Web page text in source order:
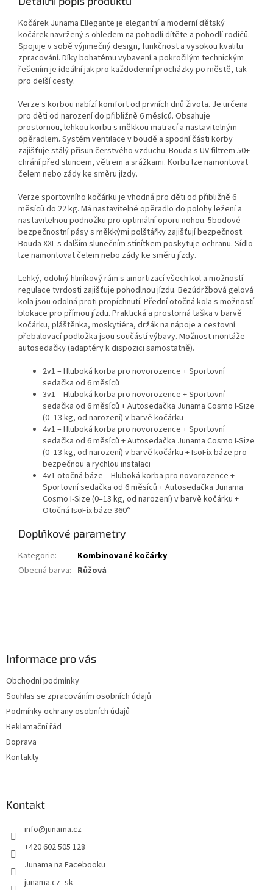
Kočárek Junama Ellegante je elegantní a moderní dětský
kočárek navržený s ohledem na pohodlí dítěte a pohodlí rodičů.
Spojuje v sobě výjimečný design, funkčnost a vysokou kvalitu
zpracování. Díky bohatému vybavení a pokročilým technickým
řešením je ideální jak pro každodenní procházky po městě, tak
pro delší cesty.
Verze s korbou nabízí komfort od prvních dnů života. Je určena
pro děti od narození do přibližně 6 měsíců. Obsahuje
prostornou, lehkou korbu s měkkou matrací a nastavitelným
opěradlem. Systém ventilace v boudě a spodní části korby
zajišťuje stálý přísun čerstvého vzduchu. Bouda s UV filtrem 50+
chrání před sluncem, větrem a srážkami. Korbu lze namontovat
čelem nebo zády ke směru jízdy.
Verze sportovního kočárku je vhodná pro děti od přibližně 6
měsíců do 22 kg. Má nastavitelné opěradlo do polohy ležení a
nastavitelnou podnožku pro optimální oporu nohou. 5bodové
bezpečnostní pásy s měkkými polštářky zajišťují bezpečnost.
Bouda XXL s dalším slunečním stínítkem poskytuje ochranu. Sídlo
lze namontovat čelem nebo zády ke směru jízdy.
Lehký, odolný hliníkový rám s amortizací všech kol a možností
regulace tvrdosti zajišťuje pohodlnou jízdu. Bezúdržbová gelová
kola jsou odolná proti propíchnutí. Přední otočná kola s možností
blokace pro přímou jízdu. Praktická a prostorná taška v barvě
kočárku, pláštěnka, moskytiéra, držák na nápoje a cestovní
přebalovací podložka jsou součástí výbavy. Možnost montáže
autosedačky (adaptéry k dispozici samostatně).
2v1 – Hluboká korba pro novorozence + Sportovní
sedačka od 6 měsíců
3v1 – Hluboká korba pro novorozence + Sportovní
sedačka od 6 měsíců + Autosedačka Junama Cosmo I-Size
(0–13 kg, od narození) v barvě kočárku
4v1 – Hluboká korba pro novorozence + Sportovní
sedačka od 6 měsíců + Autosedačka Junama Cosmo I-Size
(0–13 kg, od narození) v barvě kočárku + IsoFix báze pro
bezpečnou a rychlou instalaci
4v1 otočná báze – Hluboká korba pro novorozence +
Sportovní sedačka od 6 měsíců + Autosedačka Junama
Cosmo I-Size (0–13 kg, od narození) v barvě kočárku +
Otočná IsoFix báze 360°
Doplňkové parametry
Kategorie:
Kombinované kočárky
Obecná barva: Růžová
Informace pro vás
Obchodní podmínky
Souhlas se zpracováním osobních údajů
Podmínky ochrany osobních údajů
Reklamační řád
Doprava
Kontakty
Kontakt
info@junama.cz
+420 602 505 128
Junama na Facebooku
junama.cz_sk